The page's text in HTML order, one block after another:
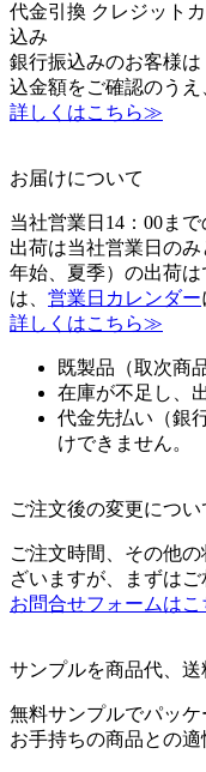
代金引換 クレジット
込み
銀行振込みのお客様
込金額をご確認のうえ
詳しくはこちら≫
お届けについて
当社営業日14：00ま
出荷は当社営業日の
年始、夏季）の出荷
は、 営業日カレンダー
詳しくはこちら≫
既製品（取次商
在庫が不足し、
代金先払い（銀
けできません。
ご注文後の変更につい
ご注文時間、その他
ざいますが、まずはご
お問合せフォームは
サンプルを商品代、送
無料サンプルでパッケ
お手持ちの商品との適